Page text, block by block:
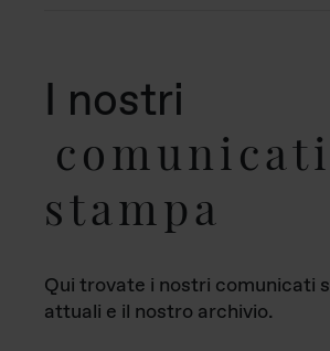
I nostri
comunicati
stampa
Qui trovate i nostri comunicati
attuali e il nostro archivio.